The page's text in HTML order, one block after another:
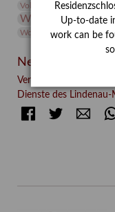
Volontariat
Walter
Werkbetrachtung
Wolf und Hund
Neueste Beiträge
Verschenkt, verkauft,
Dienste des Lindenau-
FacebookTwitter E-
Up-to-date
work can be